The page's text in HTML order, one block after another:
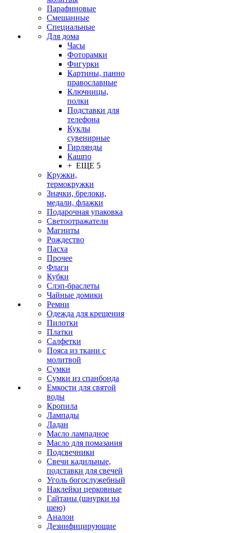
Парафиновые
Смешанные
Специальные
Для дома
Часы
Фоторамки
Фигурки
Картины, панно
православные
Ключницы,
полки
Подставки для
телефона
Куклы
сувенирные
Гирлянды
Кашпо
+ ЕЩЕ 5
Кружки,
термокружки
Значки, брелоки,
медали, флажки
Подарочная упаковка
Светоотражатели
Магниты
Рождество
Пасха
Прочее
Флаги
Кубки
Слэп-браслеты
Чайные домики
Ремни
Одежда для крещения
Пилотки
Платки
Салфетки
Пояса из ткани с
молитвой
Сумки
Сумки из спанбонда
Емкости для святой
воды
Кропила
Лампады
Ладан
Масло лампадное
Масло для помазания
Подсвечники
Свечи кадильные,
подставки для свечей
Уголь богослужебный
Наклейки церковные
Гайтаны (шнурки на
шею)
Аналои
Дезинфицирующие